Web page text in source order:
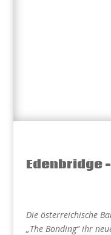
Edenbridge
Die österreichische
„The Bonding“ ihr